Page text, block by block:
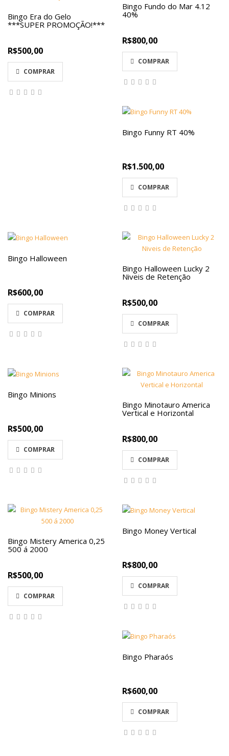
Bingo Era do Gelo
***SUPER PROMOÇÃO!***
R$500,00
COMPRAR
Bingo Fundo do Mar 4.12
40%
R$800,00
COMPRAR
Bingo Funny RT 40%
R$1.500,00
COMPRAR
Bingo Halloween
R$600,00
COMPRAR
Bingo Halloween Lucky 2
Niveis de Retenção
R$500,00
COMPRAR
Bingo Minions
R$500,00
COMPRAR
Bingo Minotauro America
Vertical e Horizontal
R$800,00
COMPRAR
Bingo Mistery America 0,25
500 á 2000
R$500,00
COMPRAR
Bingo Money Vertical
R$800,00
COMPRAR
Bingo Pharaós
R$600,00
COMPRAR